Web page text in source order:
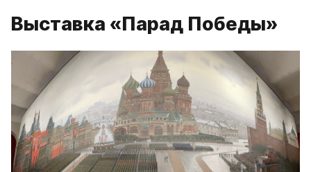
Выставка «Парад Победы»